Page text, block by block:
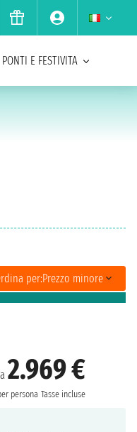
PONTI E FESTIVITA
per:Prezzo minore
2.969 €
persona Tasse incluse